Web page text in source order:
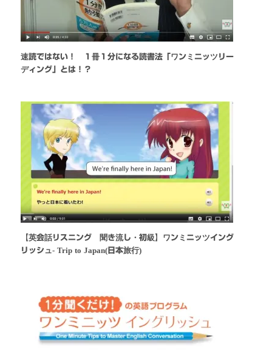
速読ではない！ １冊１分になる読書法「ワンミニッツリー
ディング」とは！？
【英会話リスニング 聞き流し・初級】ワンミニッツイング
リッシュ- Trip to Japan(日本旅行)